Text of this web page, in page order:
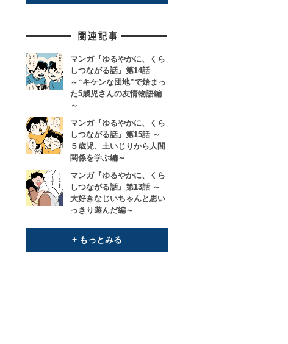
マンガ『ゆるやかに、くら
しつながる話』第14話
～“キケンな団地”で始まっ
た5歳児さんの友情物語編
～
マンガ『ゆるやかに、くら
しつながる話』第15話 ～
５歳児、土いじりから人間
関係を学ぶ編～
マンガ『ゆるやかに、くら
しつながる話』第13話 ～
大好きなじいちゃんと思い
っきり遊んだ編～
+ もっとみる